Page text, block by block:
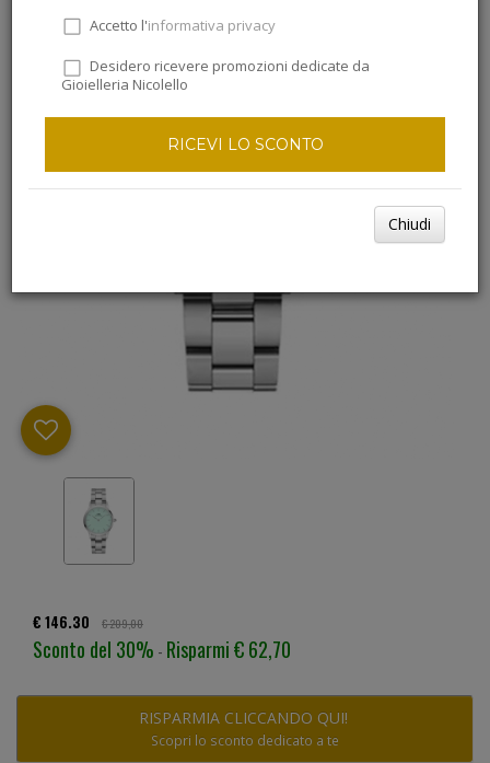
€ 146.30 € 209,00
Sconto del 30% - Risparmi € 62,70
RISPARMIA CLICCANDO QUI!
Scopri lo sconto dedicato a te
Accetto l'informativa privacy
Desidero ricevere promozioni dedicate da
Gioielleria Nicolello
RICEVI LO SCONTO
Chiudi